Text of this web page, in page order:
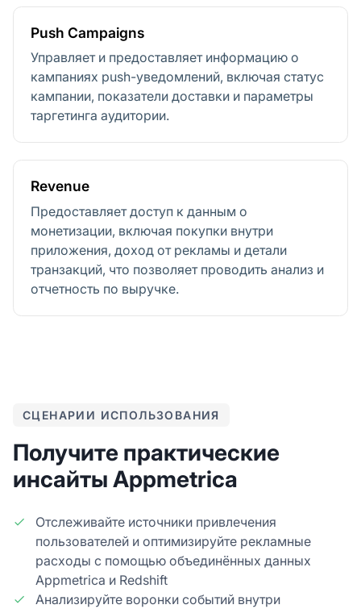
Push Campaigns
Управляет и предоставляет информацию о
кампаниях push-уведомлений, включая статус
кампании, показатели доставки и параметры
таргетинга аудитории.
Revenue
Предоставляет доступ к данным о
монетизации, включая покупки внутри
приложения, доход от рекламы и детали
транзакций, что позволяет проводить анализ и
отчетность по выручке.
СЦЕНАРИИ ИСПОЛЬЗОВАНИЯ
Получите практические
инсайты Appmetrica
Отслеживайте источники привлечения
пользователей и оптимизируйте рекламные
расходы с помощью объединённых данных
Appmetrica и Redshift
Анализируйте воронки событий внутри